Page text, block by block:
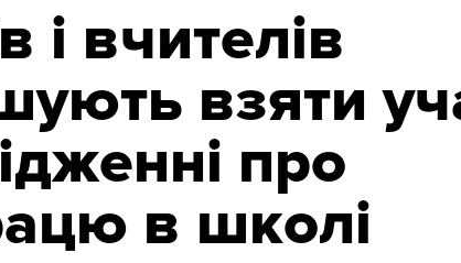
і вчителів
взяти
про
в школі